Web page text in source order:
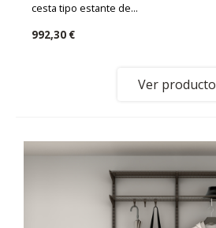
cesta tipo estante de...
992,30 €
Ver producto